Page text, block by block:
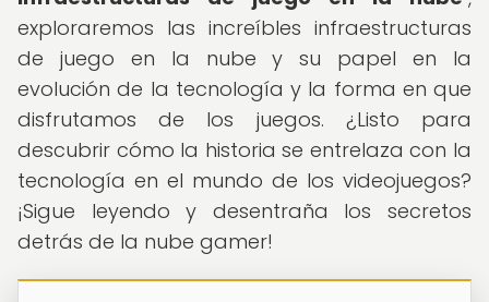
exploraremos las increíbles infraestructuras
de juego en la nube y su papel en la
evolución de la tecnología y la forma en que
disfrutamos de los juegos. ¿Listo para
descubrir cómo la historia se entrelaza con la
tecnología en el mundo de los videojuegos?
¡Sigue leyendo y desentraña los secretos
detrás de la nube gamer!